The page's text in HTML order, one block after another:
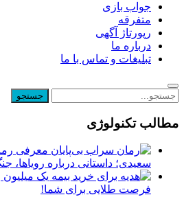
جواب بازی
متفرقه
رپورتاژ آگهی
درباره ما
تبلیغات و تماس با ما
مطالب تکنولوژی
معرفی
سعیدی؛ داستانی درباره
یک میلیون
فرصت طلایی برای شما!